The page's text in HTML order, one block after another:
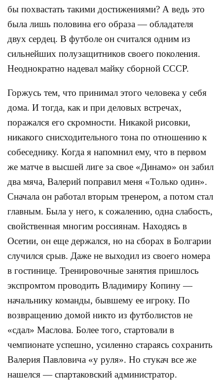
бы похвастать такими достижениями? А ведь это
была лишь половина его образа — обладателя
двух сердец. В футболе он считался одним из
сильнейших полузащитников своего поколения.
Неоднократно надевал майку сборной СССР.
Горжусь тем, что принимал этого человека у себя
дома. И тогда, как и при деловых встречах,
поражался его скромности. Никакой рисовки,
никакого снисходительного тона по отношению к
собеседнику. Когда я напомнил ему, что в первом
же матче в высшей лиге за свое «Динамо» он забил
два мяча, Валерий поправил меня «Только один».
Сначала он работал вторым тренером, а потом стал
главным. Была у него, к сожалению, одна слабость,
свойственная многим россиянам. Находясь в
Осетии, он еще держался, но на сборах в Болгарии
случился срыв. Даже не выходил из своего номера
в гостинице. Тренировочные занятия пришлось
экспромтом проводить Владимиру Копину —
начальнику команды, бывшему ее игроку. По
возвращению домой никто из футболистов не
«сдал» Маслова. Более того, стартовали в
чемпионате успешно, усиленно стараясь сохранить
Валерия Павловича «у руля». Но стукач все же
нашелся — спартаковский администратор.